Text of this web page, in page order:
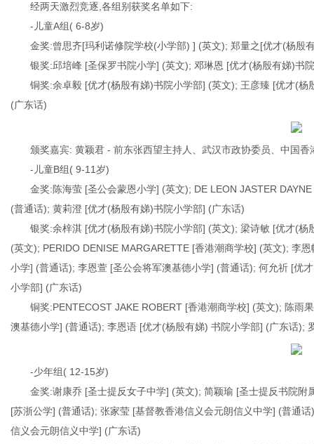
经两天激烈竞逐,各组别获奖名单如下:
-儿童A组( 6-8岁)
金奖:曾思齐[玛利诺修院学校(小学部) ] (英文); 郑量之[优才(杨殷
银奖:邱培峰 [圣保罗书院小学] (英文); 邓琳恩 [优才(杨殷有娣)书
铜奖:余卓毅 [优才(杨殷有娣)书院小学部] (英文); 王彦臻 [优才(
(广东话)
颁奖嘉宾: 黄颖君 - 前东张西望主持人、武汉市政协委员、中国
-儿童B组( 9-11岁)
金奖:陈海萤 [圣公会蒙恩小学] (英文); DE LEON JASTER
(普通话); 黄莉澄 [优才(杨殷有娣)书院小学部] (广东话)
银奖:余梓淇 [优才(杨殷有娣)书院小学部] (英文); 梁诗敏 [优才(
(英文); PERIDO DENISE MARGARETTE [香港潮商学校] (英文); 李
小学] (普通话); 李恩萱 [圣公会将军澳基德小学] (普通话); 何允祈 [优
小学部] (广东话)
铜奖:PENTECOST JAKE ROBERT [香港潮商学校] (英文); 陈雨
澳基德小学] (普通话); 李恩语 [优才(杨殷有娣) 书院小学部] (广东话);
-少年组( 12-15岁)
金奖:谢康乔 [圣士提反女子中学] (英文); 简颖瑜 [圣士提反书院
[苏浙公学] (普通话); 张家莹 [基督教香港信义会元朗信义中学] (普通
信义会元朗信义中学] (广东话)